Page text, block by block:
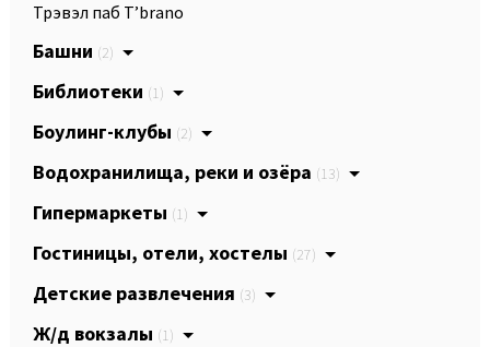
Трэвэл паб T’brano
Башни (2)
Библиотеки (1)
Боулинг-клубы (2)
Водохранилища, реки и озёра (13)
Гипермаркеты (1)
Гостиницы, отели, хостелы (27)
Детские развлечения (3)
Ж/д вокзалы (1)